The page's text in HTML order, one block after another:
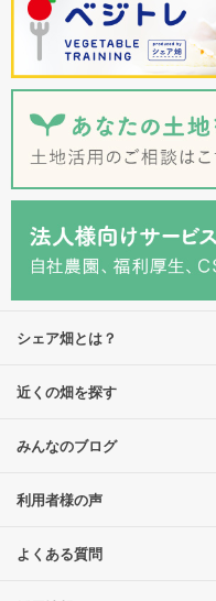
シェア畑とは？
近くの畑を探す
みんなのブログ
利用者様の声
よくある質問